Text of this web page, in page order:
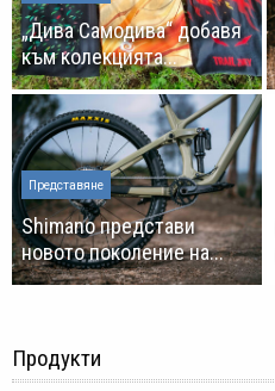
„Дива Самодива“ добавя
към колекцията...
Представяне
Shimano представи
новото поколение на...
Продукти